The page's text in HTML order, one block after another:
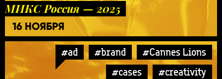
МИКС Россия — 2025
16 НОЯБРЯ
#ad #brand
#Cannes Lions
#cases
#creativity